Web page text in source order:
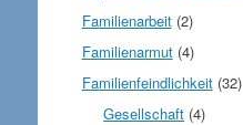
Familienarbeit(2)
Familienarmut(4)
Familienfeindlichkeit(32)
Gesellschaft (4)